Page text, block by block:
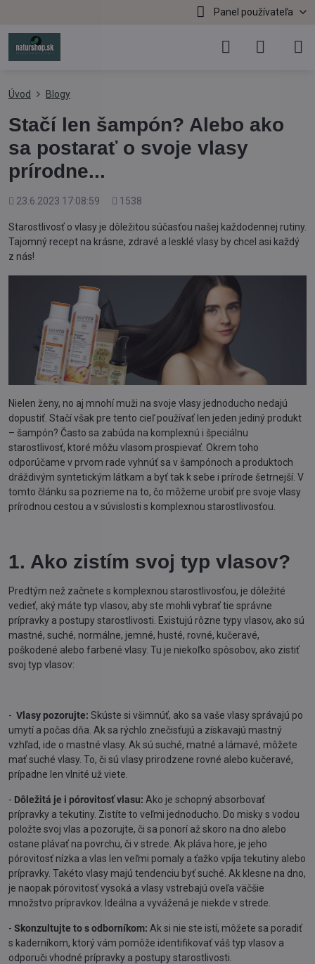
Panel používateľa
Úvod Blogy
Stačí len šampón? Alebo ako
sa postarať o svoje vlasy
prírodne...
Pridané
23.6.2023 17:08:59
Počet
1538
Starostlivosť o vlasy je dôležitou súčasťou našej každodennej rutiny.
Tajomný recept na krásne, zdravé a lesklé vlasy by chcel asi každý
z nás!
Nielen ženy, no aj mnohí muži na svoje vlasy jednoducho nedajú
dopustiť. Stačí však pre tento cieľ používať len jeden jediný produkt
– šampón? Často sa zabúda na komplexnú i špeciálnu
starostlivosť, ktoré môžu vlasom prospievať. Okrem toho
odporúčame v prvom rade vyhnúť sa v šampónoch a produktoch
dráždivým syntetickým látkam a byť tak k sebe i prírode šetrnejší. V
tomto článku sa pozrieme na to, čo môžeme urobiť pre svoje vlasy
prírodnou cestou a v súvislosti s komplexnou starostlivosťou.
1. Ako zistím svoj typ vlasov?
Predtým než začnete s komplexnou starostlivosťou, je dôležité
vedieť, aký máte typ vlasov, aby ste mohli vybrať tie správne
prípravky a postupy starostlivosti. Existujú rôzne typy vlasov, ako sú
mastné, suché, normálne, jemné, husté, rovné, kučeravé,
poškodené alebo farbené vlasy. Tu je niekoľko spôsobov, ako zistiť
svoj typ vlasov:
- Vlasy pozorujte: Skúste si všimnúť, ako sa vaše vlasy správajú po
umytí a počas dňa. Ak sa rýchlo znečisťujú a získavajú mastný
vzhľad, ide o mastné vlasy. Ak sú suché, matné a lámavé, môžete
mať suché vlasy. To, či sú vlasy prirodzene rovné alebo kučeravé,
prípadne len vlnité už viete.
- Dôležitá je i pórovitosť vlasu: Ako je schopný absorbovať
prípravky a tekutiny. Zistíte to veľmi jednoducho. Do misky s vodou
položte svoj vlas a pozorujte, či sa ponorí až skoro na dno alebo
ostane plávať na povrchu, či v strede. Ak pláva hore, je jeho
pórovitosť nízka a vlas len veľmi pomaly a ťažko vpíja tekutiny alebo
prípravky. Takéto vlasy majú tendenciu byť suché. Ak klesne na dno,
je naopak pórovitosť vysoká a vlasy vstrebajú oveľa väčšie
množstvo prípravkov. Ideálna a vyvážená je niekde v strede.
- Skonzultujte to s odborníkom: Ak si nie ste istí, môžete sa poradiť
s kaderníkom, ktorý vám pomôže identifikovať váš typ vlasov a
odporuči vhodné prípravky a postupy starostlivosti.